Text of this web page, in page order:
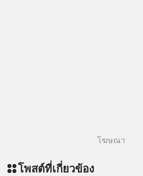
โฆษณา
โพสต์ที่เกี่ยวข้อง